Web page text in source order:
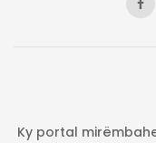
Ky portal